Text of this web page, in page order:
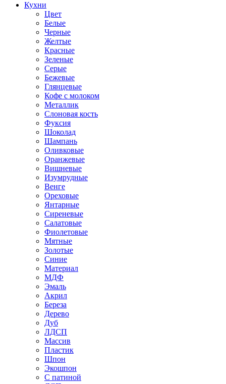
Кухни
Цвет
Белые
Черные
Желтые
Красные
Зеленые
Серые
Бежевые
Глянцевые
Кофе с молоком
Металлик
Слоновая кость
Фуксия
Шоколад
Шампань
Оливковые
Оранжевые
Вишневые
Изумрудные
Венге
Ореховые
Янтарные
Сиреневые
Салатовые
Фиолетовые
Мятные
Золотые
Синие
Материал
МДФ
Эмаль
Акрил
Береза
Дерево
Дуб
ЛДСП
Массив
Пластик
Шпон
Экошпон
С патиной